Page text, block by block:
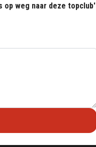
op weg naar deze topclub'